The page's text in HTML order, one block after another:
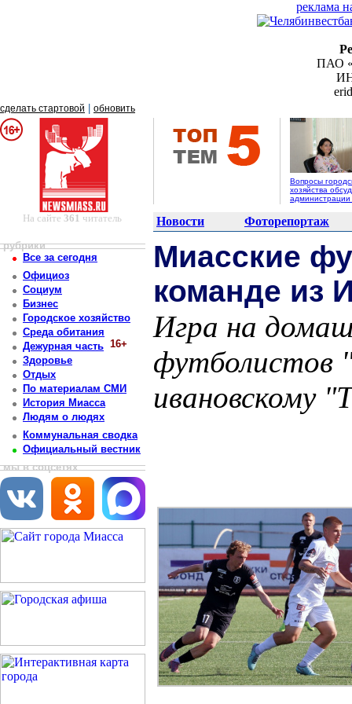
реклама
ПАО
сделать стартовой обновить
Вопросы
хозяйства
На сайте361 читатель Новости Фоторепортаж
рубрики
Все за сегодня
Официоз
Социум
Бизнес
Городское хозяйство
Среда обитания
Дежурная часть 16+
Здоровье
Отдых
По материалам СМИ
История Миасса
Людям о людях
Коммунальная сводка
Официальный вестник
мы в соцсетях
Миасские
команде из
Игра на
футболистов
ивановскому